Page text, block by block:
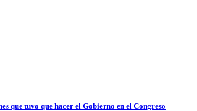
que tuvo que hacer el Gobierno en el Congreso